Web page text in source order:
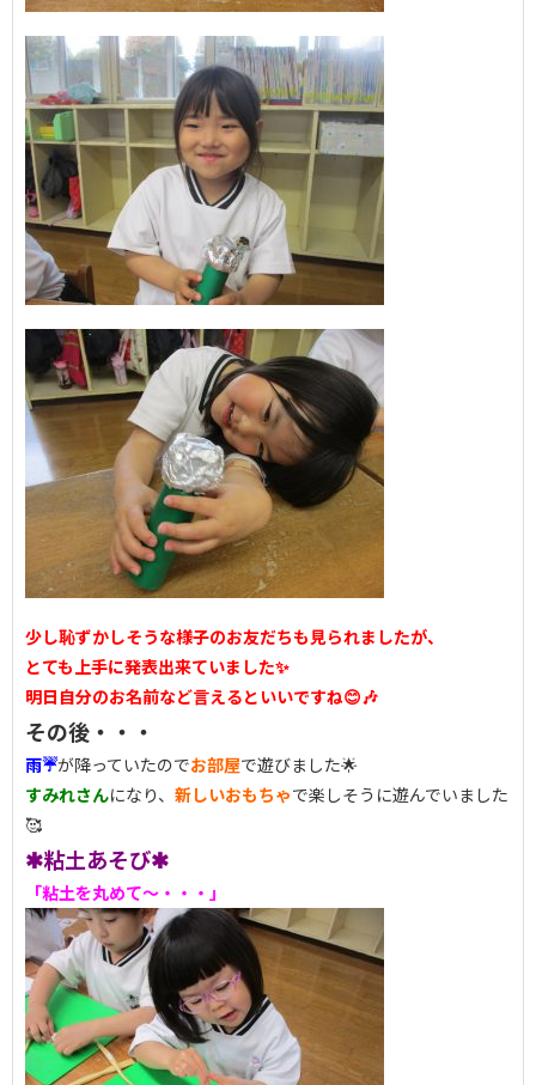
少し恥ずかしそうな様子のお友だちも見られましたが、
とても上手に発表出来ていました✨
明日自分のお名前など言えるといいですね😊🎶
その後・・・
雨☔が降っていたのでお部屋で遊びました🌟
すみれさんになり、 新しいおもちゃで楽しそうに遊んでいました
🥰
✱粘土あそび✱
「粘土を丸めて～・・・」